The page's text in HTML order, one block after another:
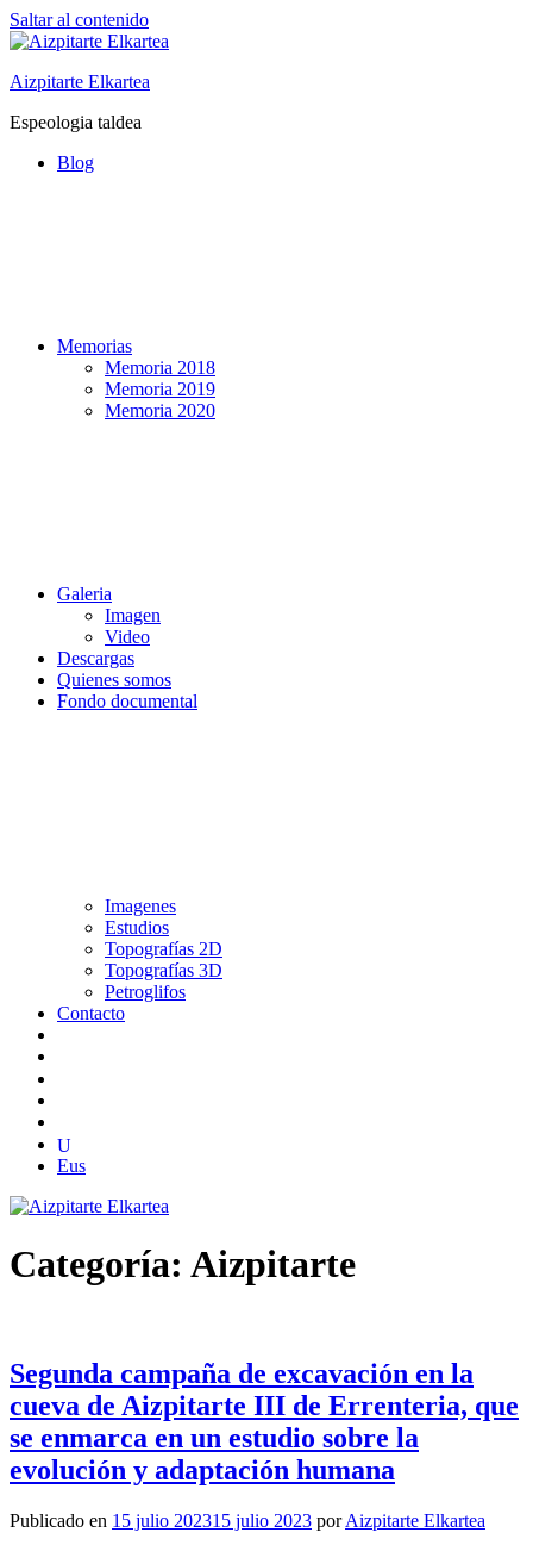
Saltar al contenido
Aizpitarte Elkartea
Espeologia taldea
Blog
Memorias
Memoria 2018
Memoria 2019
Memoria 2020
Galeria
Imagen
Video
Descargas
Quienes somos
Fondo documental
Imagenes
Estudios
Topografías 2D
Topografías 3D
Petroglifos
Contacto
Eus
Categoría: Aizpitarte
Segunda campaña de excavación en la
cueva de Aizpitarte III de Errenteria, que
se enmarca en un estudio sobre la
evolución y adaptación humana
Publicado en 15 julio 202315 julio 2023 porAizpitarte Elkartea